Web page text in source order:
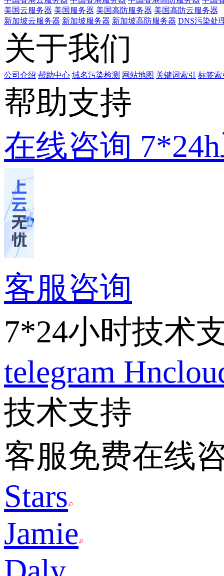
美国云服务器 美国服务器 美国高防服务器 美国高防云服务器
新加坡云服务器 新加坡服务器 新加坡高防服务器 DNS污染处
关于我们
公司介绍 帮助中心 域名污染检测 网站地图 关键词索引 标签索
帮助支持
在线咨询
客服咨询
7*24小时技术
telegram
技术支持
客服免费在线
Stars
Jamie